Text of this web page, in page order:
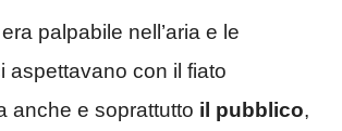
palpabile nell’aria e le
aspettavano con il fiato
anche e soprattutto il pubblico,